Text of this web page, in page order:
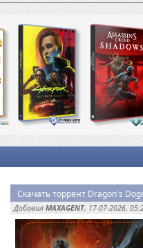
Скачать торрент Dragon's
Добавил MAXAGENT, 17-07-2026,